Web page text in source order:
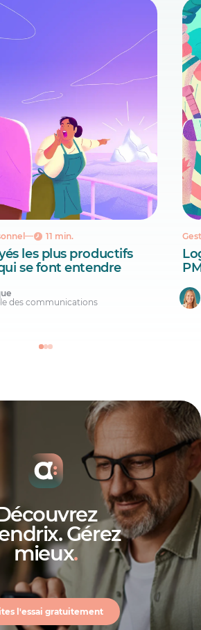
11 min.
les plus productifs
se font entendre
des communications
Gérez
mieux.
l'essai gratuitement